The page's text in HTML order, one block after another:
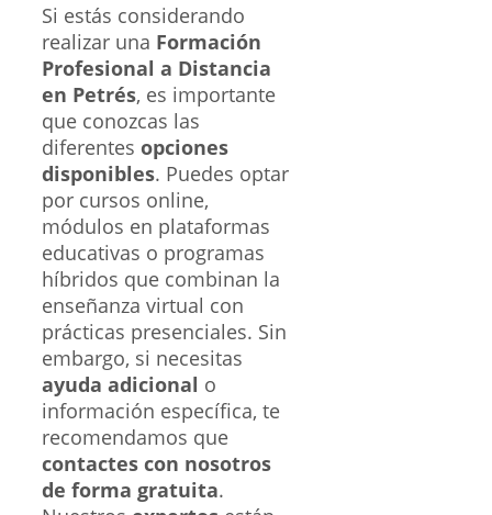
Si estás considerando
realizar una Formación
Profesional a Distancia
en Petrés, es importante
que conozcas las
diferentes opciones
disponibles. Puedes optar
por cursos online,
módulos en plataformas
educativas o programas
híbridos que combinan la
enseñanza virtual con
prácticas presenciales. Sin
embargo, si necesitas
ayuda adicional o
información específica, te
recomendamos que
contactes con nosotros
de forma gratuita.